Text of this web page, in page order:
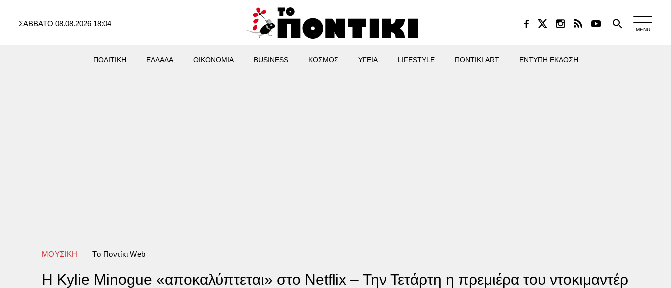
ΣΑΒΒΑΤΟ 08.08.2026 18:04
MENU
ΠΟΛΙΤΙΚΗ ΕΛΛΑΔΑ ΟΙΚΟΝΟΜΙΑ BUSINESS ΚΟΣΜΟΣ ΥΓΕΙΑ LIFESTYLE ΠΟΝΤΙΚΙ ART ΕΝΤΥΠΗ ΕΚΔΟΣΗ
ΜΟΥΣΙΚΗ Tο Ποντίκι Web
Η Kylie Minogue «αποκαλύπτεται» στο Netflix – Την Τετάρτη η πρεμιέρα του ντοκιμαντέρ